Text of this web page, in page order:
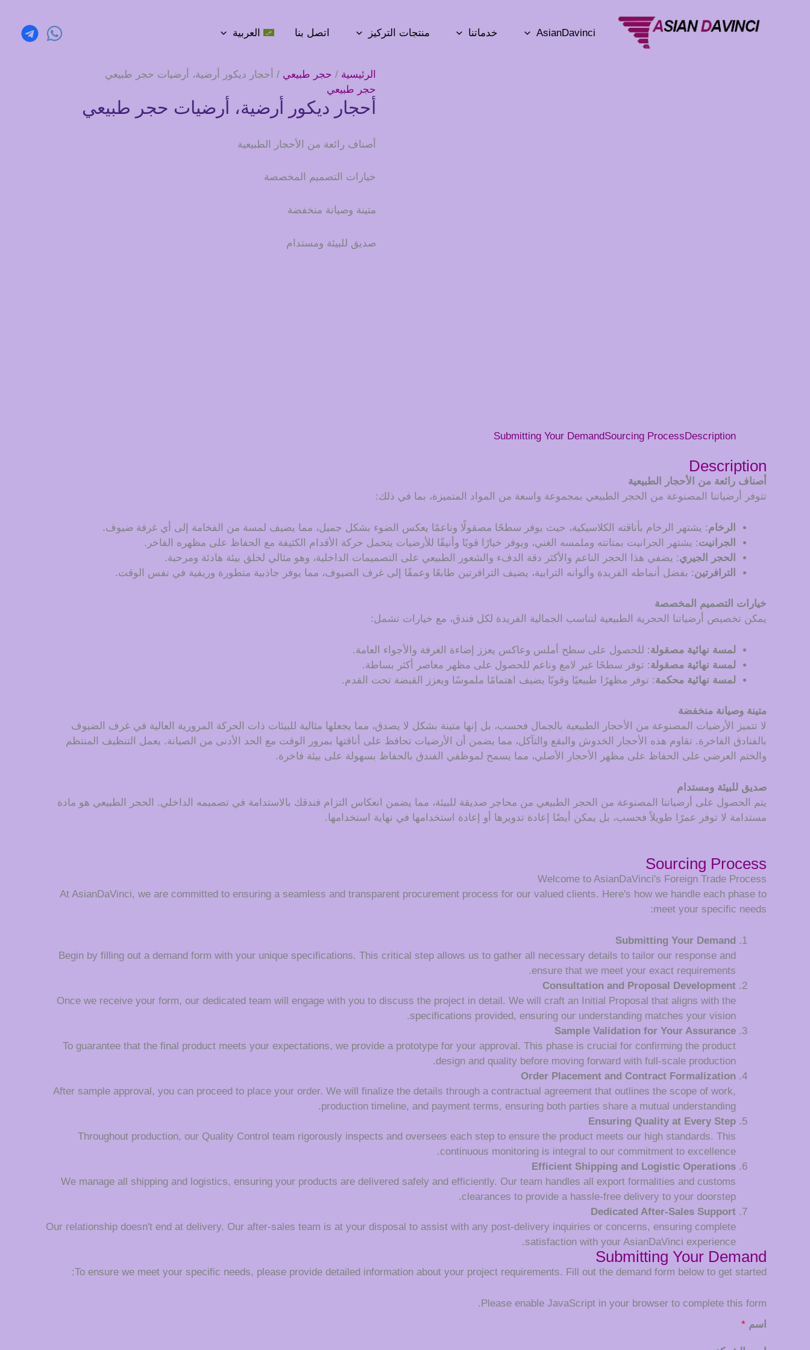
AsianDavinci خدماتنا منتجات التركيز اتصل بنا العربية
الرئيسية / حجر طبيعي / أحجار ديكور أرضية، أرضيات حجر طبيعي
حجر طبيعي
أحجار ديكور أرضية، أرضيات حجر طبيعي
أصناف رائعة من الأحجار الطبيعية
خيارات التصميم المخصصة
متينة وصيانة منخفضة
صديق للبيئة ومستدام
Description
Sourcing Process
Submitting Your Demand
Description
أصناف رائعة من الأحجار الطبيعية
تتوفر أرضياتنا المصنوعة من الحجر الطبيعي بمجموعة واسعة من المواد المتميزة، بما في ذلك:
الرخام: يشتهر الرخام بأناقته الكلاسيكية، حيث يوفر سطحًا مصقولًا وناعمًا يعكس الضوء بشكل جميل، مما يضيف لمسة من الفخامة إلى أي غرفة ضيوف.
الجرانيت: يشتهر الجرانيت بمتانته وملمسه الغني، ويوفر خيارًا قويًا وأنيقًا للأرضيات يتحمل حركة الأقدام الكثيفة مع الحفاظ على مظهره الفاخر.
الحجر الجيري: يضفي هذا الحجر الناعم والأكثر دقة الدفء والشعور الطبيعي على التصميمات الداخلية، وهو مثالي لخلق بيئة هادئة ومرحبة.
الترافرتين: بفضل أنماطه الفريدة وألوانه الترابية، يضيف الترافرتين طابعًا وعمقًا إلى غرف الضيوف، مما يوفر جاذبية متطورة وريفية في نفس الوقت.
خيارات التصميم المخصصة
يمكن تخصيص أرضياتنا الحجرية الطبيعية لتناسب الجمالية الفريدة لكل فندق، مع خيارات تشمل:
لمسة نهائية مصقولة: للحصول على سطح أملس وعاكس يعزز إضاءة الغرفة والأجواء العامة.
لمسة نهائية مصقولة: توفر سطحًا غير لامع وناعم للحصول على مظهر معاصر أكثر بساطة.
لمسة نهائية محكمة: توفر مظهرًا طبيعيًا وقويًا يضيف اهتمامًا ملموسًا ويعزز القبضة تحت القدم.
متينة وصيانة منخفضة
لا تتميز الأرضيات المصنوعة من الأحجار الطبيعية بالجمال فحسب، بل إنها متينة بشكل لا يصدق، مما يجعلها مثالية للبيئات ذات الحركة المرورية العالية في غرف الضيوف
بالفنادق الفاخرة. تقاوم هذه الأحجار الخدوش والبقع والتآكل، مما يضمن أن الأرضيات تحافظ على أناقتها بمرور الوقت مع الحد الأدنى من الصيانة. يعمل التنظيف المنتظم
والختم العرضي على الحفاظ على مظهر الأحجار الأصلي، مما يسمح لموظفي الفندق بالحفاظ بسهولة على بيئة فاخرة.
صديق للبيئة ومستدام
يتم الحصول على أرضياتنا المصنوعة من الحجر الطبيعي من محاجر صديقة للبيئة، مما يضمن انعكاس التزام فندقك بالاستدامة في تصميمه الداخلي. الحجر الطبيعي هو مادة
مستدامة لا توفر عمرًا طويلاً فحسب، بل يمكن أيضًا إعادة تدويرها أو إعادة استخدامها في نهاية استخدامها.
Sourcing Process
Welcome to AsianDaVinci's Foreign Trade Process
At AsianDaVinci, we are committed to ensuring a seamless and transparent procurement process for our valued clients. Here's how we handle each phase to
meet your specific needs:
Submitting Your Demand
Begin by filling out a demand form with your unique specifications. This critical step allows us to gather all necessary details to tailor our response and
ensure that we meet your exact requirements.
Consultation and Proposal Development
Once we receive your form, our dedicated team will engage with you to discuss the project in detail. We will craft an Initial Proposal that aligns with the
specifications provided, ensuring our understanding matches your vision.
Sample Validation for Your Assurance
To guarantee that the final product meets your expectations, we provide a prototype for your approval. This phase is crucial for confirming the product
design and quality before moving forward with full-scale production.
Order Placement and Contract Formalization
After sample approval, you can proceed to place your order. We will finalize the details through a contractual agreement that outlines the scope of work,
production timeline, and payment terms, ensuring both parties share a mutual understanding.
Ensuring Quality at Every Step
Throughout production, our Quality Control team rigorously inspects and oversees each step to ensure the product meets our high standards. This
continuous monitoring is integral to our commitment to excellence.
Efficient Shipping and Logistic Operations
We manage all shipping and logistics, ensuring your products are delivered safely and efficiently. Our team handles all export formalities and customs
clearances to provide a hassle-free delivery to your doorstep.
Dedicated After-Sales Support
Our relationship doesn't end at delivery. Our after-sales team is at your disposal to assist with any post-delivery inquiries or concerns, ensuring complete
satisfaction with your AsianDaVinci experience.
Submitting Your Demand
To ensure we meet your specific needs, please provide detailed information about your project requirements. Fill out the demand form below to get started:
Please enable JavaScript in your browser to complete this form.
اسم *